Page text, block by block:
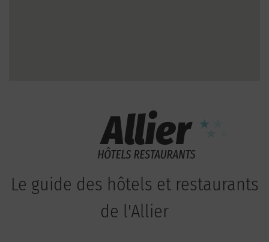
Le guide des hôtels et restaurants
de l'Allier